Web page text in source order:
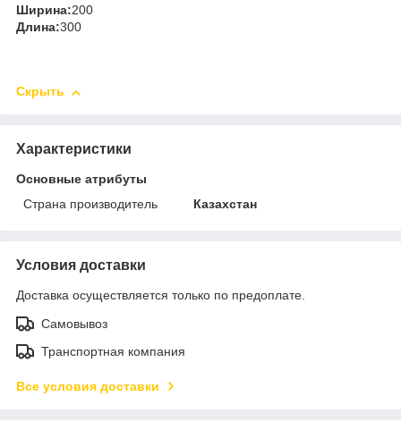
Ширина:200
Длина:300
Скрыть
Характеристики
Основные атрибуты
Страна производитель
Казахстан
Условия доставки
Доставка осуществляется только по предоплате.
Самовывоз
Транспортная компания
Все условия доставки